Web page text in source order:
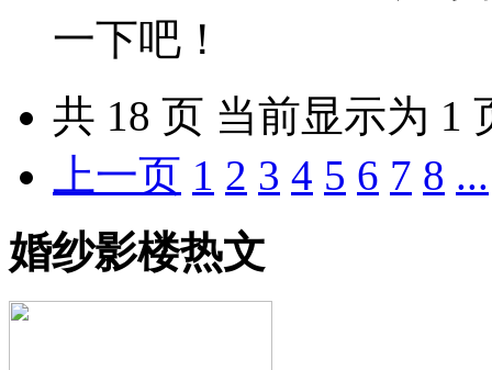
一下吧！
共 18 页 当前显示为 1
上一页 1 2 3 4 5 6 7 8 ...
婚纱影楼热文